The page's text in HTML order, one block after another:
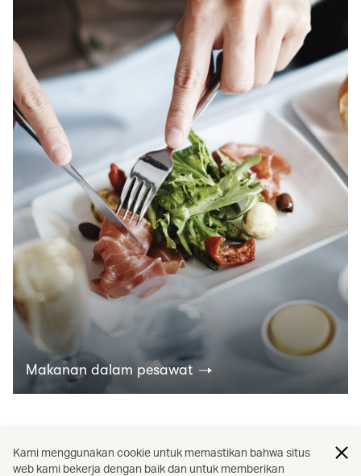
Makanan dalam pesawat
Kami menggunakan cookie untuk memastikan bahwa situs
web kami bekerja dengan baik dan untuk memberikan